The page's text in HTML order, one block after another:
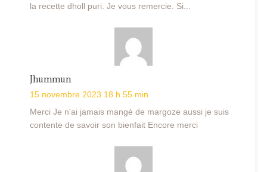
la recette dholl puri. Je vous remercie. Si...
Jhummun
15 novembre 2023 18 h 55 min
Merci Je n'ai jamais mangé de margoze aussi je suis
contente de savoir son bienfait Encore merci